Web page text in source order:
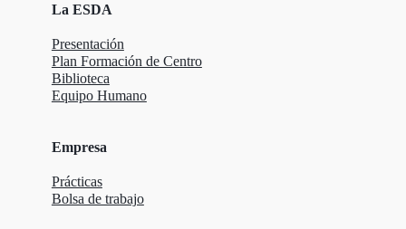
La ESDA
Presentación
Plan Formación de Centro
Biblioteca
Equipo Humano
Empresa
Prácticas
Bolsa de trabajo